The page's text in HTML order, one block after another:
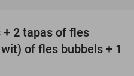
2 tapas of fles
of fles bubbels + 1